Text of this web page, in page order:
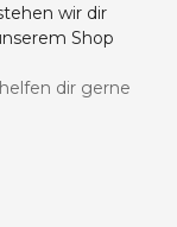
wir dir
Shop
helfen dir gerne